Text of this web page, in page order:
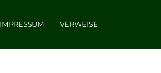
IMPRESSUM VERWEISE